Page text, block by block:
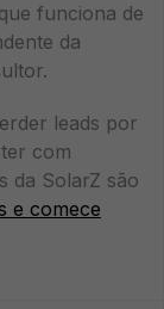
funciona de
da
leads por
com
da SolarZ são
e comece